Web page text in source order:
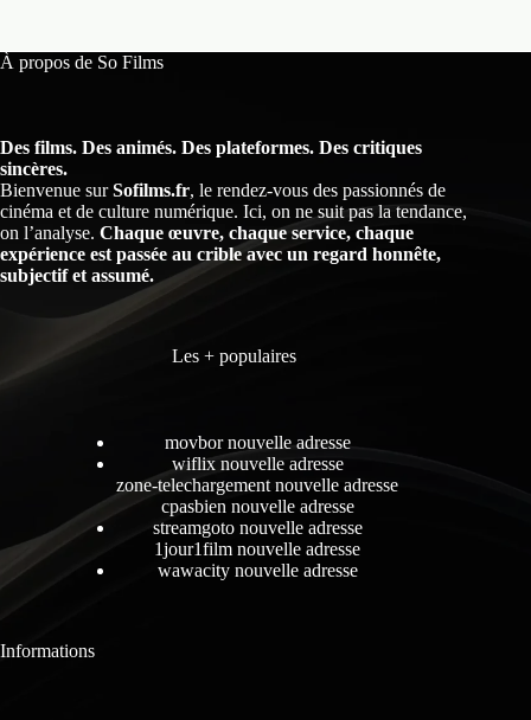
À propos de So Films
Des films. Des animés. Des plateformes. Des critiques
sincères.
Bienvenue surSofilms.fr, le rendez-vous des passionnés de
cinéma et de culture numérique. Ici, on ne suit pas la tendance,
on l’analyse. Chaque œuvre, chaque service, chaque
expérience est passée au crible avec un regard honnête,
subjectif et assumé.
Les + populaires
movbor nouvelle adresse
wiflix nouvelle adresse
zone-telechargement nouvelle adresse
cpasbien nouvelle adresse
streamgoto nouvelle adresse
1jour1film nouvelle adresse
wawacity nouvelle adresse
Informations